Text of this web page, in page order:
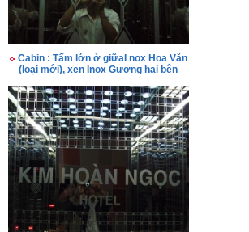
Cabin : Tấm lớn ở giữaI nox Hoa Văn
(loại mới), xen Inox Gương hai bên